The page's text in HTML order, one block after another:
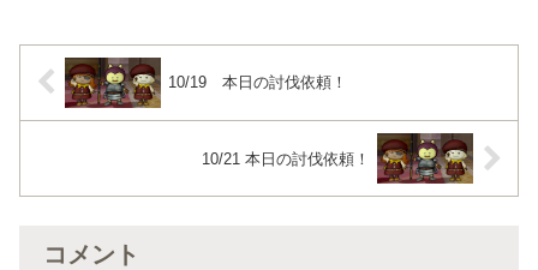
10/19 本日の討伐依頼！
10/21 本日の討伐依頼！
コメント